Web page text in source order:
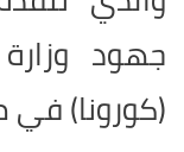
جهود
(كورونا) في